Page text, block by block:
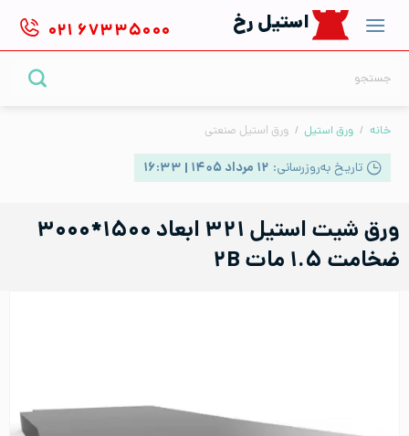
content
استیل رخ ۰۲۱ ۶۷۳۳۵۰۰۰
خانه / ورق استیل / ورق استیل صنعتی
تاریخ به‌روزرسانی: ۱۲ مرداد ۱۴۰۵ | ۱۶:۳۳
ورق شیت استیل ۳۲۱ ابعاد ۱۵۰۰*۳۰۰۰
ضخامت ۱.۵ مات ۲B